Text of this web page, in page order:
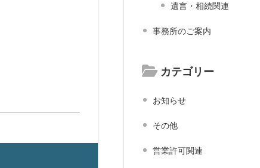
遺言・相続関連
事務所のご案内
カテゴリー
お知らせ
その他
営業許可関連